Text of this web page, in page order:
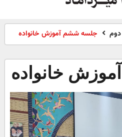
جلسه ششم آموزش خانواده
خانواده